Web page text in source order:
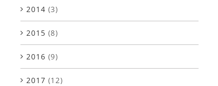
2014 (3)
2015 (8)
2016 (9)
2017 (12)